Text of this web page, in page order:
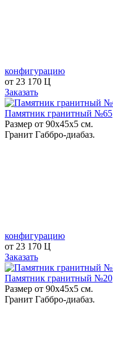
конфигурацию
от 23 170 Ц
Заказать
Памятник гранитный №65
Размер от 90х45х5 см.
Гранит Габбро-диабаз.
конфигурацию
от 23 170 Ц
Заказать
Памятник гранитный №20
Размер от 90х45х5 см.
Гранит Габбро-диабаз.